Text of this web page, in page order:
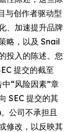
与创作者驱动型
、加速提升品牌
略，以及 Snail
投入的陈述。您
提交的截至
“风险因素”章
SEC 提交的其
公司不承担且
修改，以反映其